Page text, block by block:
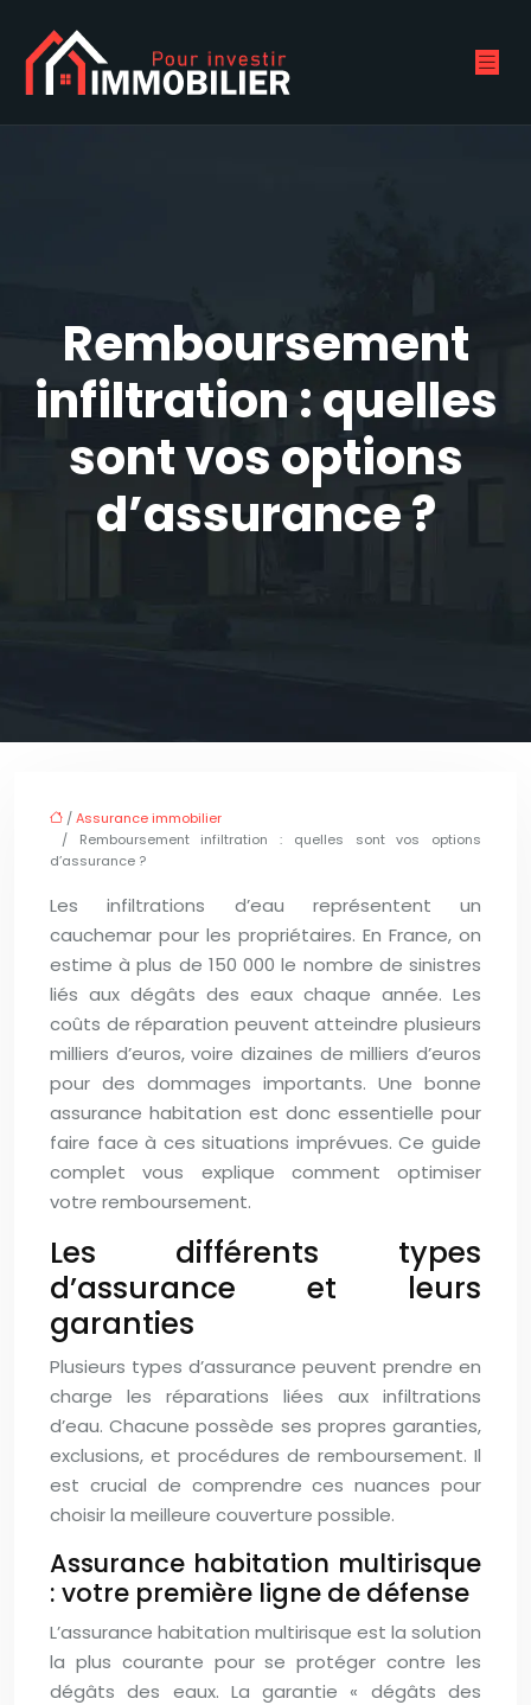
Remboursement
infiltration : quelles
sont vos options
d’assurance ?
/Assurance immobilier
/ Remboursement infiltration : quelles sont vos options
d’assurance ?
Les infiltrations d’eau représentent un
cauchemar pour les propriétaires. En France, on
estime à plus de 150 000 le nombre de sinistres
liés aux dégâts des eaux chaque année. Les
coûts de réparation peuvent atteindre plusieurs
milliers d’euros, voire dizaines de milliers d’euros
pour des dommages importants. Une bonne
assurance habitation est donc essentielle pour
faire face à ces situations imprévues. Ce guide
complet vous explique comment optimiser
votre remboursement.
Les différents types
d’assurance et leurs
garanties
Plusieurs types d’assurance peuvent prendre en
charge les réparations liées aux infiltrations
d’eau. Chacune possède ses propres garanties,
exclusions, et procédures de remboursement. Il
est crucial de comprendre ces nuances pour
choisir la meilleure couverture possible.
Assurance habitation multirisque
: votre première ligne de défense
L’assurance habitation multirisque est la solution
la plus courante pour se protéger contre les
dégâts des eaux. La garantie « dégâts des